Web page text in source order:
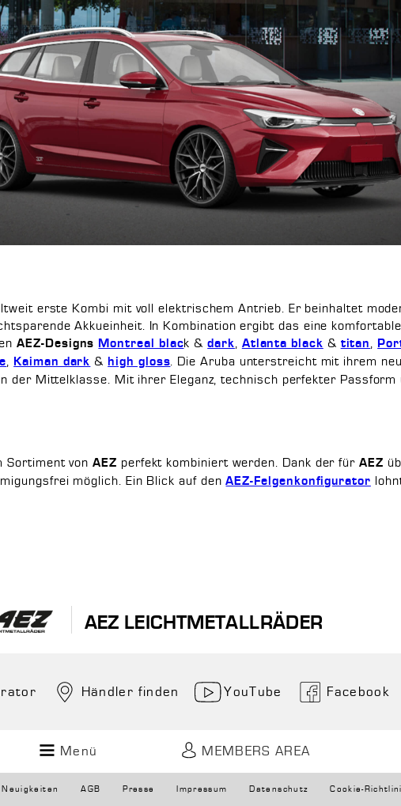
erste Kombi mit voll elektrischem Antrieb. Er beinhaltet
Akkueinheit. In Kombination ergibt das eine
AEZ-Designs Montreal black &dark, Atlanta black & titan,
, Kaiman dark & high gloss. Die Aruba unterstreicht mit ihrem
der Mittelklasse. Mit ihrer Eleganz, technisch perfekter
Sortiment vonAEZ perfekt kombiniert werden. Dank der fürAEZ
möglich. Ein Blick auf denAEZ-Felgenkonfigurator
AEZ LEICHTMETALLRÄDER
Händler finden YouTube Facebook
Menü MEMBERS AREA
Neuigkeiten AGB Presse Impressum Datenschutz Cookie-